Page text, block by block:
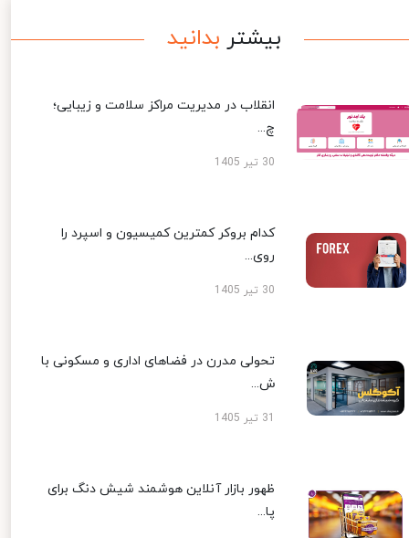
بیشتر بدانید
انقلاب در مدیریت مراکز سلامت و زیبایی؛
چ...
30 تیر 1405
کدام بروکر کمترین کمیسیون و اسپرد را
روی...
30 تیر 1405
تحولی مدرن در فضاهای اداری و مسکونی با
ش...
ظهور بازار آنلاین هوشمند شیش دنگ برای
پا...